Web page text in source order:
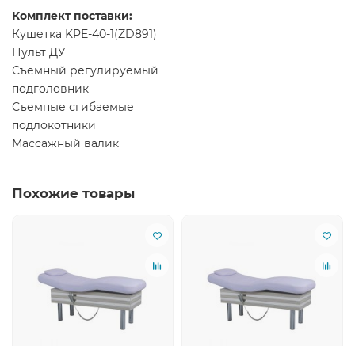
Комплект поставки:
Кушетка KPE-40-1(ZD891)
Пульт ДУ
Съемный регулируемый
подголовник
Съемные сгибаемые
подлокотники
Массажный валик
Похожие товары